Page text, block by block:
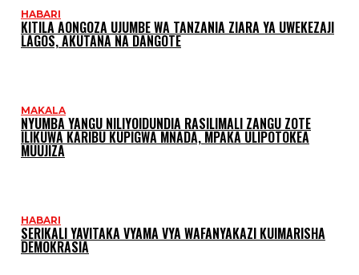
HABARI
KITILA AONGOZA UJUMBE WA TANZANIA ZIARA YA UWEKEZAJI
LAGOS, AKUTANA NA DANGOTE
MAKALA
NYUMBA YANGU NILIYOIDUNDIA RASILIMALI ZANGU ZOTE
ILIKUWA KARIBU KUPIGWA MNADA, MPAKA ULIPOTOKEA
MUUJIZA
HABARI
SERIKALI YAVITAKA VYAMA VYA WAFANYAKAZI KUIMARISHA
DEMOKRASIA